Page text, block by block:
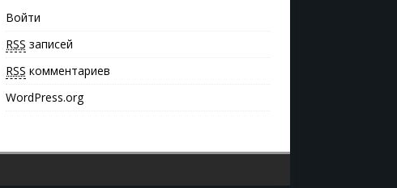
Войти
RSS записей
RSS комментариев
WordPress.org